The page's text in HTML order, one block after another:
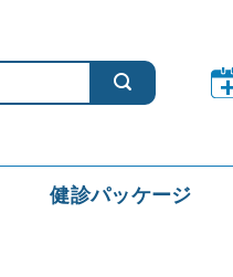
健診パッケージ